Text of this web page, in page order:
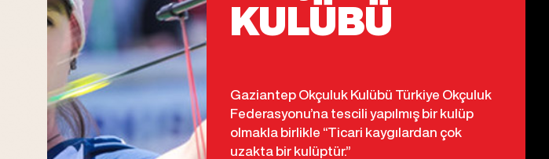
KULÜBÜ
Gaziantep Okçuluk Kulübü Türkiye Okçuluk
Federasyonu’na tescili yapılmış bir kulüp
olmakla birlikle “Ticari kaygılardan çok
uzakta bir kulüptür.”